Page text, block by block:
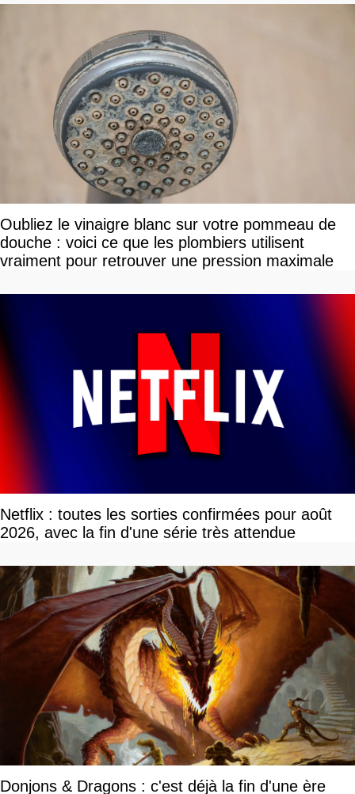
Oubliez le vinaigre blanc sur votre pommeau de
douche : voici ce que les plombiers utilisent
vraiment pour retrouver une pression maximale
Netflix : toutes les sorties confirmées pour août
2026, avec la fin d'une série très attendue
Donjons & Dragons : c'est déjà la fin d'une ère